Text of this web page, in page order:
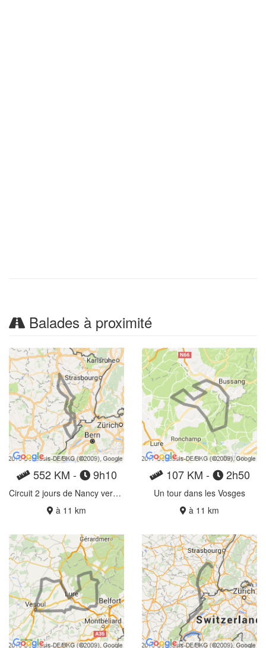
Balades à proximité
552 KM - 9h10
Circuit 2 jours de Nancy vers le saut du Doubs
à 11 km
107 KM - 2h50
Un tour dans les Vosges
à 11 km